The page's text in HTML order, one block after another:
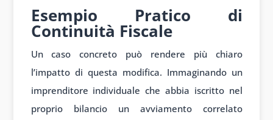
Esempio Pratico di
Continuità Fiscale
Un caso concreto può rendere più chiaro
l’impatto di questa modifica. Immaginando un
imprenditore individuale che abbia iscritto nel
proprio bilancio un avviamento correlato